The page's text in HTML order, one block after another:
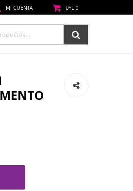
UYU 0